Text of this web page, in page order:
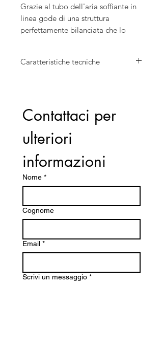
Grazie al tubo dell'aria soffiante in
linea gode di una struttura
perfettamente bilanciata che lo
Caratteristiche tecniche
Flusso d'aria nel tubo: 12 m³/s
Alimentazione: Miscela 2%
Contattaci per
ulteriori
informazioni
Nome *
Cognome
Email *
Scrivi un messaggio *